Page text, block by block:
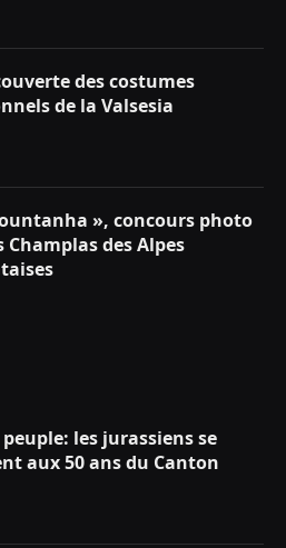
des costumes
de la Valsesia
», concours photo
Champlas des Alpes
les jurassiens se
aux 50 ans du Canton